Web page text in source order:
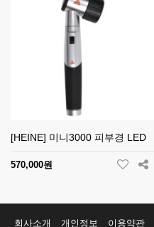
[HEINE] 미니3000 피부경 LED
570,000원
회사소개 개인정보 이용약관